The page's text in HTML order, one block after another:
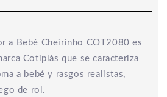
a Bebé Cheirinho COT2080 es
Cotiplás que se caracteriza
a bebé y rasgos realistas,
de rol.